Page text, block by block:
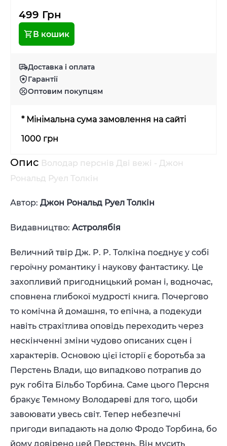
499 Грн
В кошик
Доставка і оплата
Гарантії
Оптовим покупцям
* Мінімальна сума замовлення на сайті
1000 грн
Опис Володар перснів Дві вежі - Джон
Рональд Руел Толкін
Автор: Джон Рональд Руел Толкін
Видавництво: Астролябія
Величний твір Дж. P. P. Толкіна поєднує у собі
героїчну романтику і наукову фантастику. Це
захопливий пригодницький роман і, водночас,
сповнена глибокої мудрості книга. Почергово
то комічна й домашня, то епічна, а подекуди
навіть страхітлива оповідь переходить через
нескінченні зміни чудово описаних сцен і
характерів. Основою цієї історії є боротьба за
Перстень Влади, що випадково потрапив до
рук гобіта Більбо Торбина. Саме цього Персня
бракує Темному Володареві для того, щоби
завоювати увесь світ. Тепер небезпечні
пригоди випадають на долю Фродо Торбина, бо
йому довірено цей Перстень. Він мусить